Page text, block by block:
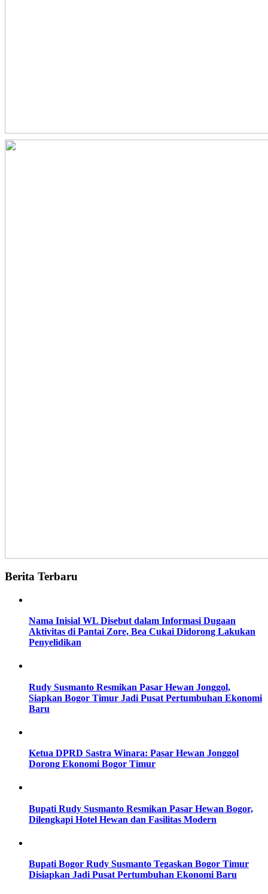
Berita Terbaru
Nama Inisial WL Disebut dalam Informasi Dugaan
Aktivitas di Pantai Zore, Bea Cukai Didorong Lakukan
Penyelidikan
Rudy Susmanto Resmikan Pasar Hewan Jonggol,
Siapkan Bogor Timur Jadi Pusat Pertumbuhan Ekonomi
Baru
Ketua DPRD Sastra Winara: Pasar Hewan Jonggol
Dorong Ekonomi Bogor Timur
Bupati Rudy Susmanto Resmikan Pasar Hewan Bogor,
Dilengkapi Hotel Hewan dan Fasilitas Modern
Bupati Bogor Rudy Susmanto Tegaskan Bogor Timur
Disiapkan Jadi Pusat Pertumbuhan Ekonomi Baru